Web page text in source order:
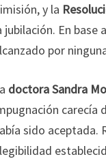
y la
jubilación. En
por
doctora Sandra
carecía
sido aceptada.